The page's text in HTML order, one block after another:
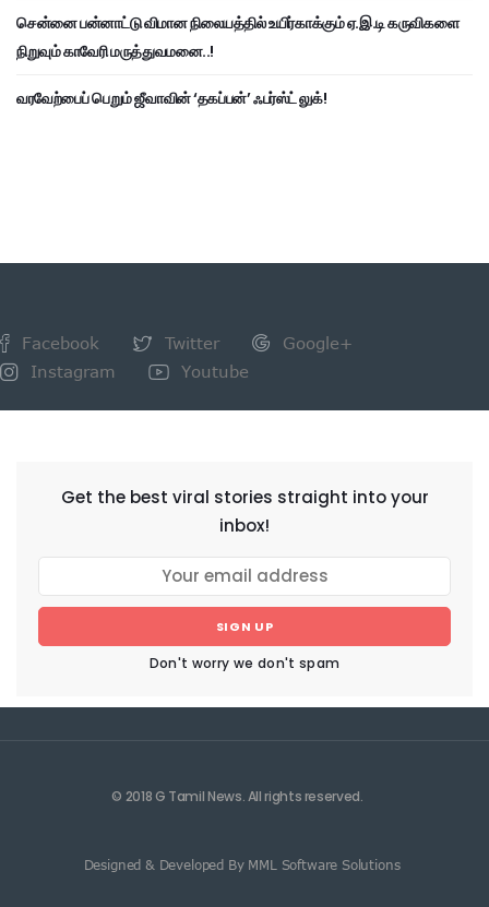
சென்னை பன்னாட்டு விமான நிலையத்தில் உயிர்காக்கும் ஏ.இ.டி கருவிகளை
நிறுவும் காவேரி மருத்துவமனை..!
வரவேற்பைப் பெறும் ஜீவாவின் ‘தகப்பன்’ ஃபர்ஸ்ட் லுக்!
Facebook Twitter
Google+
Instagram
Youtube
Get the best viral stories straight into your
inbox!
SIGN UP
Don't worry we don't spam
© 2018 G Tamil News. All rights reserved.
Designed & Developed By MML Software Solutions